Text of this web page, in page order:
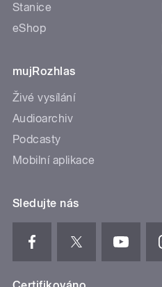
Stanice
eShop
mujRozhlas
Živé vysílání
Audioarchiv
Podcasty
Mobilní aplikace
Sledujte nás